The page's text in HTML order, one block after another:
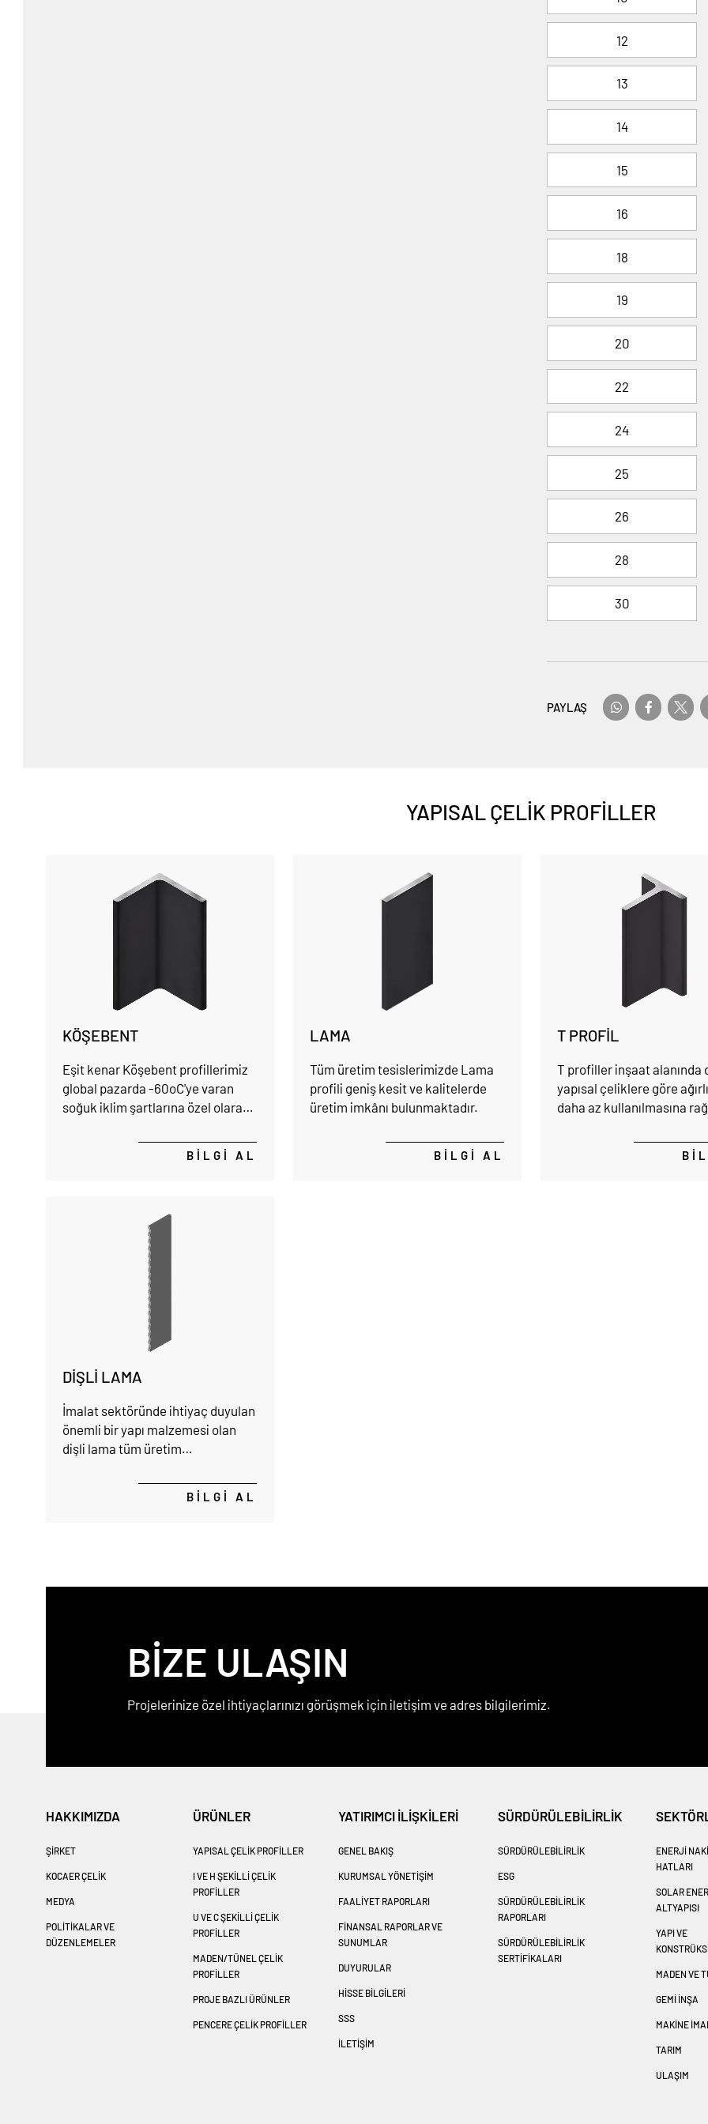
12
13
14
15
16
18
19
20
22
24
25
26
28
30
PAYLAŞ
YAPISAL ÇELİK PROFİLLER
KÖŞEBENT
Eşit kenar Köşebent profillerimiz
global pazarda -60oC'ye varan
soğuk iklim şartlarına özel olarak
ve mukavemeti alaşımlı çelik
kalitelerimiz ile karşılamaktayız.
BİLGİ AL
LAMA
Tüm üretim tesislerimizde Lama
profili geniş kesit ve kalitelerde
üretim imkânı bulunmaktadır.
BİLGİ AL
T PROFİL
T profiller inşaat alanında
yapısal çeliklere göre
daha az kullanılmasına
tasarımlarında, taşıma
elemanı olarak sıklıkla
DİŞLİ LAMA
İmalat sektöründe ihtiyaç duyulan
önemli bir yapı malzemesi olan
dişli lama tüm üretim
üretip ihraç ettiği ürünlerden
BİLGİ AL
BİZE ULAŞIN
Projelerinize özel ihtiyaçlarınızı görüşmek için iletişim ve adres bilgilerimiz.
HAKKIMIZDA
ŞİRKET
KOCAER ÇELİK
MEDYA
POLİTİKALAR VE
DÜZENLEMELER
ÜRÜNLER
YAPISAL ÇELİK PROFİLLER
I VE H ŞEKİLLİ ÇELİK
PROFİLLER
U VE C ŞEKİLLİ ÇELİK
PROFİLLER
MADEN/TÜNEL ÇELİK
PROFİLLER
PROJE BAZLI ÜRÜNLER
PENCERE ÇELİK PROFİLLER
YATIRIMCI İLİŞKİLERİ
GENEL BAKIŞ
KURUMSAL YÖNETİŞİM
FAALİYET RAPORLARI
FİNANSAL RAPORLAR VE
SUNUMLAR
DUYURULAR
HİSSE BİLGİLERİ
SSS
İLETİŞİM
SÜRDÜRÜLEBİLİRLİK
SÜRDÜRÜLEBİLİRLİK
ESG
SÜRDÜRÜLEBİLİRLİK
RAPORLARI
SÜRDÜRÜLEBİLİRLİK
SERTİFİKALARI
ENERJI
HATLARI
SOLAR
ALTYAPISI
YAPI VE
MADEN VE
GEMI İNŞA
MAKINE
TARIM
ULAŞIM